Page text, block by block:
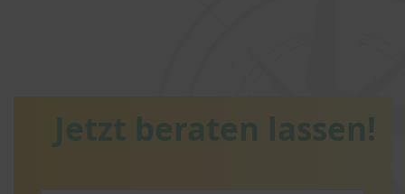
Jetzt beraten lassen!